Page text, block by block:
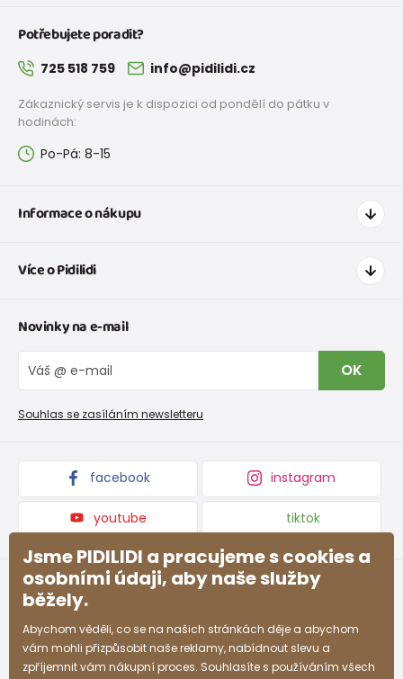
Potřebujete poradit?
725 518 759 info@pidilidi.cz
Zákaznický servis je k dispozici od pondělí do pátku v
hodinách:
Po-Pá: 8-15
Informace o nákupu
Doprava a platba
Tabulka velikostí obuvi
Vrácení zboží a reklamace
Reklamační řád
Více o Pidilidi
O nás
Blog
Velkoobchod PiDiLiDi
Affiliate program
Kolekce zboží
Novinky na e-mail
OK
Souhlas se zasíláním newsletteru
facebook instagram
youtube tiktok
Jsme PIDILIDI a pracujeme s cookies a
osobními údaji, aby naše služby
běžely.
Abychom věděli, co se na našich stránkách děje a abychom
vám mohli přizpůsobit naše reklamy, nabídnout slevu a
zpříjemnit vám nákupní proces. Souhlasíte s používáním všech